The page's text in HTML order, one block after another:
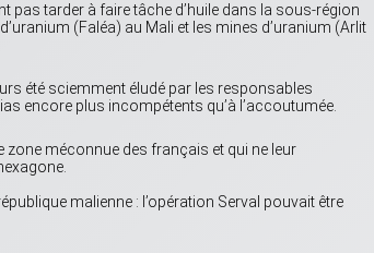
pas tarder à faire tâche d’huile dans la sous-région
(Faléa) au Mali et les mines d’uranium (Arlit
été sciemment éludé par les responsables
encore plus incompétents qu’à l’accoutumée.
zone méconnue des français et qui ne leur
malienne : l’opération Serval pouvait être